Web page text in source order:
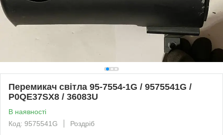
Перемикач світла 95-7554-1G / 9575541G /
P0QE37SX8 / 36083U
В наявності
Код: 9575541G
Роздріб